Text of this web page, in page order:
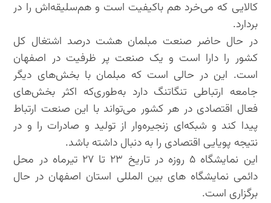
کالایی که می‌خرد هم باکیفیت است و هم‌سلیقه‌اش را در
بردارد.
در حال حاضر صنعت مبلمان هشت درصد اشتغال کل
کشور را دارا است و یک صنعت پر ظرفیت در اصفهان
است. این در حالی است که مبلمان با بخش‌های دیگر
جامعه ارتباطی تنگاتنگ دارد به‌طوری‌که اکثر بخش‌های
فعال اقتصادی در هر کشور می‌تواند با این صنعت ارتباط
پیدا کند و شبکه‌ای زنجیره‌وار از تولید و صادرات را و در
نتیجه پویایی اقتصادی را به دنبال داشته باشد.
این نمایشگاه ۵ روزه در تاریخ ۲۳ تا ۲۷ تیرماه در محل
دائمی نمایشگاه های بین المللی استان اصفهان در حال
برگزاری است.